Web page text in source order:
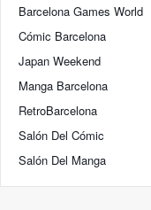
Barcelona Games World
Cómic Barcelona
Japan Weekend
Manga Barcelona
RetroBarcelona
Salón Del Cómic
Salón Del Manga